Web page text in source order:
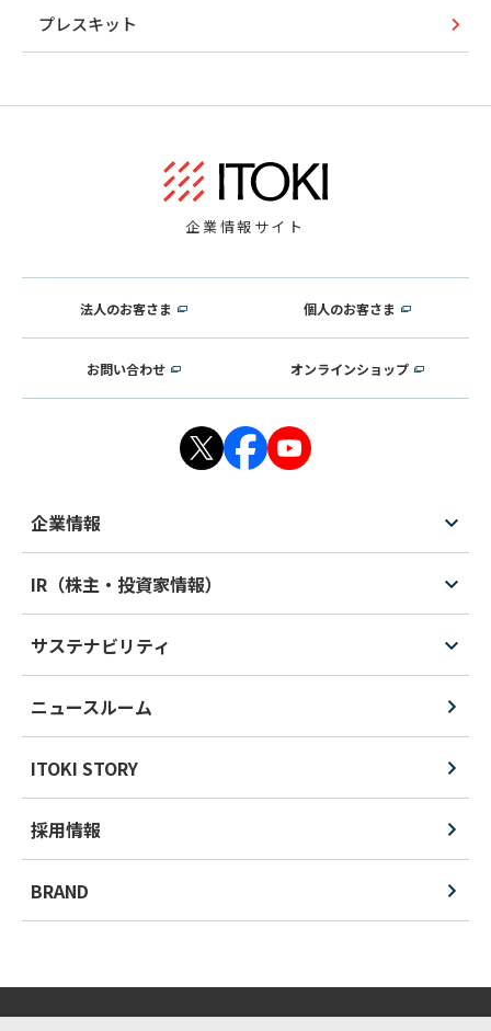
プレスキット
企業情報サイト
法人のお客さま 個人のお客さま
お問い合わせ オンラインショップ
企業情報
IR（株主・投資家情報）
サステナビリティ
ニュースルーム
ITOKI STORY
採用情報
BRAND